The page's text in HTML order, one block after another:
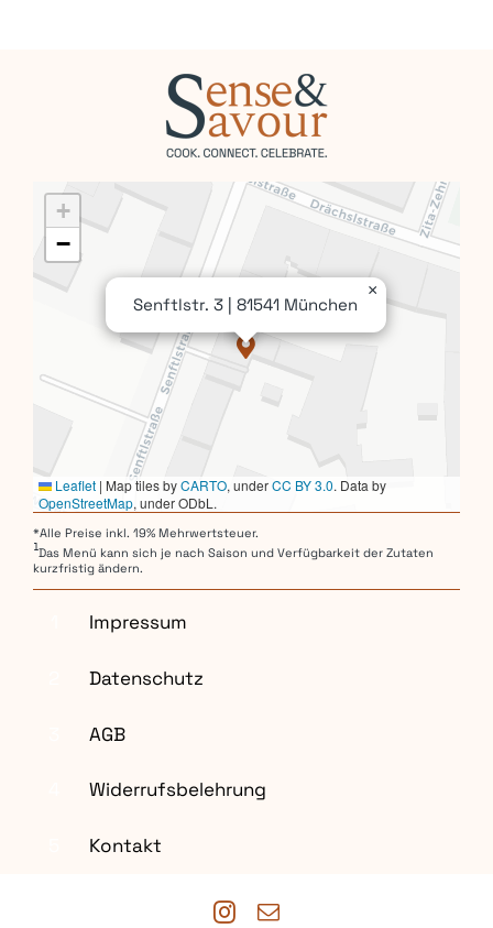
Senftlstr. 3 | 81541 München
×
+
−
Leaflet | Map tiles byCARTO, underCC BY 3.0. Data by
OpenStreetMap, under ODbL.
*Alle Preise inkl. 19% Mehrwertsteuer.
1Das Menü kann sich je nach Saison und Verfügbarkeit der Zutaten
kurzfristig ändern.
Impressum
Datenschutz
AGB
Widerrufsbelehrung
Kontakt